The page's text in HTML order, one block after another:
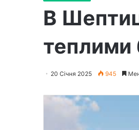
В
теплими
20 Січня 2025 945